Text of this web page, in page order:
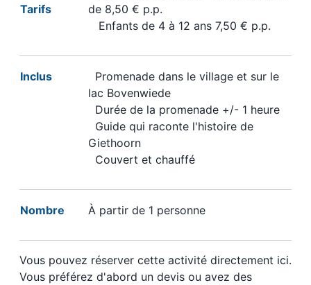
Tarifs
de 8,50 € p.p.
Enfants de 4 à 12 ans 7,50 € p.p.
Inclus
Promenade dans le village et sur le
lac Bovenwiede
Durée de la promenade +/- 1 heure
Guide qui raconte l'histoire de
Giethoorn
Couvert et chauffé
Nombre À partir de 1 personne
Vous pouvez réserver cette activité directement ici.
Vous préférez d'abord un devis ou avez des